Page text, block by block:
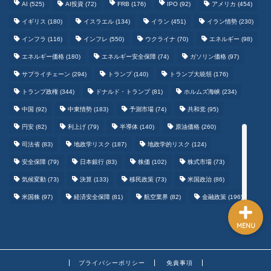
AI (525) AI投資 (72) FRB (176) IPO (92) アメリカ (454)
イギリス (180) イスラエル (134) イラン (451) イラン情勢 (230)
インフラ (116) インフレ (550) ウクライナ (70) エネルギー (98)
エネルギー価格 (180) エネルギー安全保障 (74) ガソリン価格 (97)
サプライチェーン (294) トランプ(140) トランプ大統領 (176)
トランプ政権 (344) ドナルド・トランプ(81) ホルムズ海峡 (234)
中国 (92) 中東情勢 (183) 予測市場 (74) 共和党 (95)
円安 (82) 利上げ (79) 半導体 (140) 原油価格 (260)
司法省 (83) 地政学リスク (187) 地政学的リスク (124)
安全保障 (79) 日本銀行 (83) 株価 (102) 株式市場 (73)
気候変動 (73) 決算 (133) 移民政策 (73) 米国政治 (86)
米国株 (97) 経済安全保障 (81) 航空業界 (82) 金融政策 (196)
プライバシーポリシー 免責事項
MENU
テクノロジーまとめ
ゲームまとめ
野球まとめ
サッカーまとめ